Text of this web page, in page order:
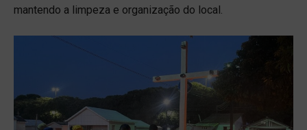
mantendo a limpeza e organização do local.